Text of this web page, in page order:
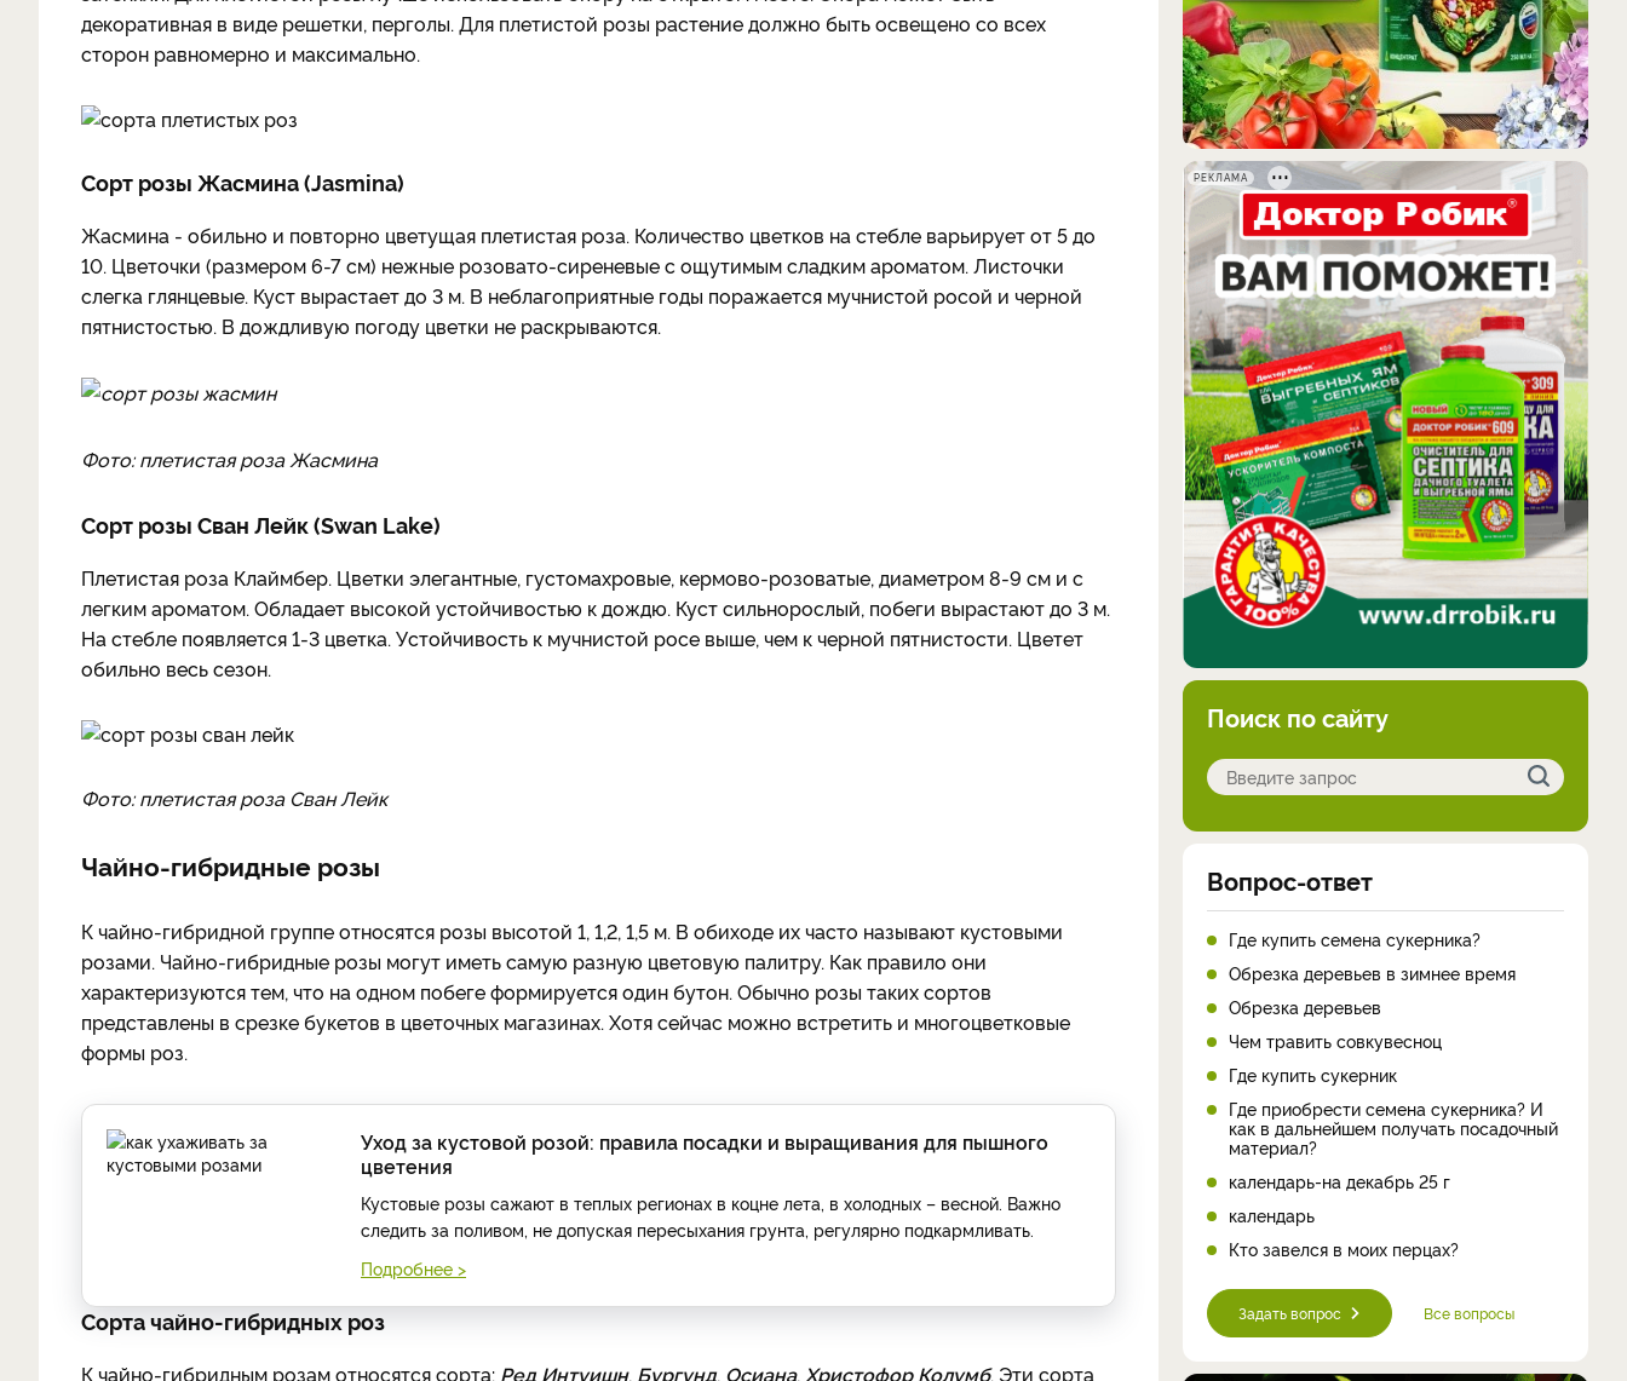
декоративная в виде решетки, перголы. Для плетистой розы растение должно быть освещено со всех
сторон равномерно и максимально.
Сорт розы Жасмина (Jasmina)
Жасмина - обильно и повторно цветущая плетистая роза. Количество цветков на стебле варьирует от 5 до
10. Цветочки (размером 6-7 см) нежные розовато-сиреневые с ощутимым сладким ароматом. Листочки
слегка глянцевые. Куст вырастает до 3 м. В неблагоприятные годы поражается мучнистой росой и черной
пятнистостью. В дождливую погоду цветки не раскрываются.
Фото: плетистая роза Жасмина
Сорт розы Сван Лейк (Swan Lake)
Плетистая роза Клаймбер. Цветки элегантные, густомахровые, кермово-розоватые, диаметром 8-9 см и с
легким ароматом. Обладает высокой устойчивостью к дождю. Куст сильнорослый, побеги вырастают до 3 м.
На стебле появляется 1-3 цветка. Устойчивость к мучнистой росе выше, чем к черной пятнистости. Цветет
обильно весь сезон.
Фото: плетистая роза Сван Лейк
Чайно-гибридные розы
К чайно-гибридной группе относятся розы высотой 1, 1,2, 1,5 м. В обиходе их часто называют кустовыми
розами. Чайно-гибридные розы могут иметь самую разную цветовую палитру. Как правило они
характеризуются тем, что на одном побеге формируется один бутон. Обычно розы таких сортов
представлены в срезке букетов в цветочных магазинах. Хотя сейчас можно встретить и многоцветковые
формы роз.
Уход за кустовой розой: правила посадки и выращивания для пышного
цветения
Кустовые розы сажают в теплых регионах в коцне лета, в холодных – весной. Важно
следить за поливом, не допуская пересыхания грунта, регулярно подкармливать.
Подробнее >
Сорта чайно-гибридных роз
К чайно-гибридным розам относятся сорта: Ред Интуишн, Бургунд, Осиана, Христофор Колумб. Эти сорта
РЕКЛАМА
Поиск по сайту
Вопрос-ответ
Где купить семена сукерника?
Обрезка деревьев в зимнее время
Обрезка деревьев
Чем травить совкувесноц
Где купить сукерник
Где приобрести семена сукерника? И
как в дальнейшем получать посадочный
материал?
календарь-на декабрь 25 г
календарь
Кто завелся в моих перцах?
Задать вопрос Все вопросы